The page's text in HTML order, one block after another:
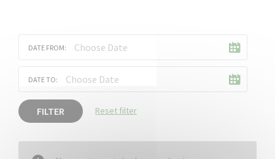
DATE FROM:
DATE TO:
FILTER Reset filter